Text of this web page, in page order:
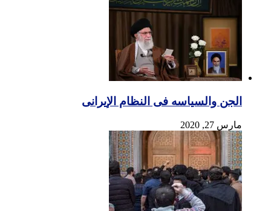
الجن والسیاسه فی النظام اﻹیرانی
مارس 27, 2020